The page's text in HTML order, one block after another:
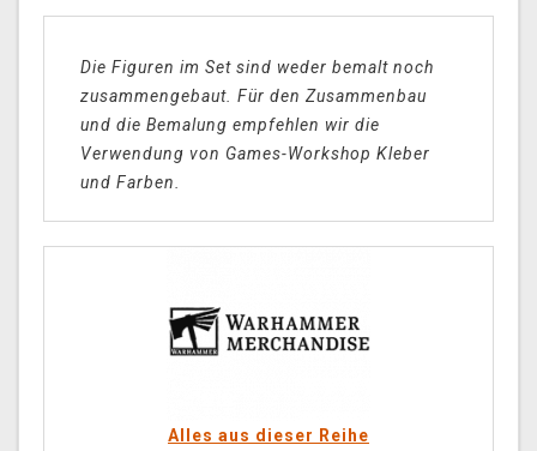
Die Figuren im Set sind weder bemalt noch
zusammengebaut. Für den Zusammenbau
und die Bemalung empfehlen wir die
Verwendung von Games-Workshop Kleber
und Farben.
Alles aus dieser Reihe